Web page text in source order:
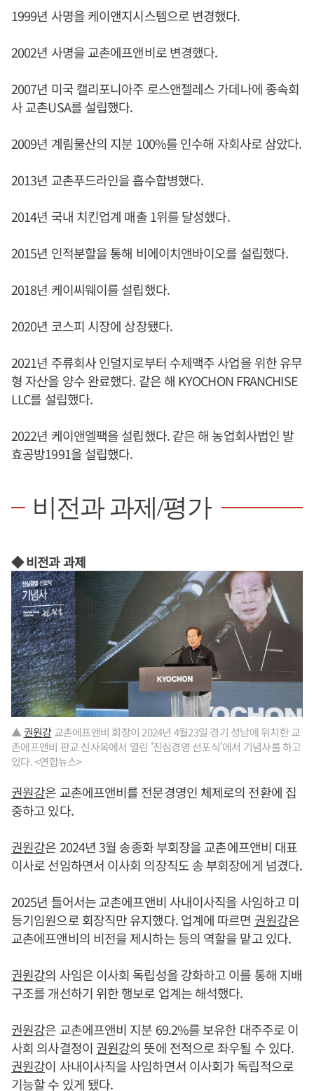
1999년 사명을 케이앤지시스템으로 변경했다.
2002년 사명을 교촌에프앤비로 변경했다.
2007년 미국 캘리포니아주 로스앤젤레스 가데나에 종속회
사 교촌USA를 설립했다.
2009년 계림물산의 지분 100%를 인수해 자회사로 삼았다.
2013년 교촌푸드라인을 흡수합병했다.
2014년 국내 치킨업계 매출 1위를 달성했다.
2015년 인적분할을 통해 비에이치앤바이오를 설립했다.
2018년 케이씨웨이를 설립했다.
2020년 코스피 시장에 상장됐다.
2021년 주류회사 인덜지로부터 수제맥주 사업을 위한 유무
형 자산을 양수 완료했다. 같은 해 KYOCHON FRANCHISE
LLC를 설립했다.
2022년 케이앤엘팩을 설립했다. 같은 해 농업회사법인 발
효공방1991을 설립했다.
비전과 과제/평가
◆ 비전과 과제
▲권원강교촌에프앤비 회장이 2024년 4월23일 경기 성남에 위치한 교
촌에프앤비 판교 신사옥에서 열린 '진심경영 선포식'에서 기념사를 하고
있다. <연합뉴스>
권원강은 교촌에프앤비를 전문경영인 체제로의 전환에 집
중하고 있다.
권원강은 2024년 3월 송종화 부회장을 교촌에프앤비 대표
이사로 선임하면서 이사회 의장직도 송 부회장에게 넘겼다.
2025년 들어서는 교촌에프앤비 사내이사직을 사임하고 미
등기임원으로 회장직만 유지했다. 업계에 따르면 권원강은
교촌에프앤비의 비전을 제시하는 등의 역할을 맡고 있다.
권원강의 사임은 이사회 독립성을 강화하고 이를 통해 지배
구조를 개선하기 위한 행보로 업계는 해석했다.
권원강은 교촌에프앤비 지분 69.2%를 보유한 대주주로 이
사회 의사결정이 권원강의 뜻에 전적으로 좌우될 수 있다.
권원강이 사내이사직을 사임하면서 이사회가 독립적으로
기능할 수 있게 됐다.